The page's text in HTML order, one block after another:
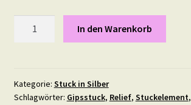
8,7
cm
In den Warenkorb
Kategorie: Stuck in Silber
Schlagwörter: Gipsstuck, Relief, Stuckelement,